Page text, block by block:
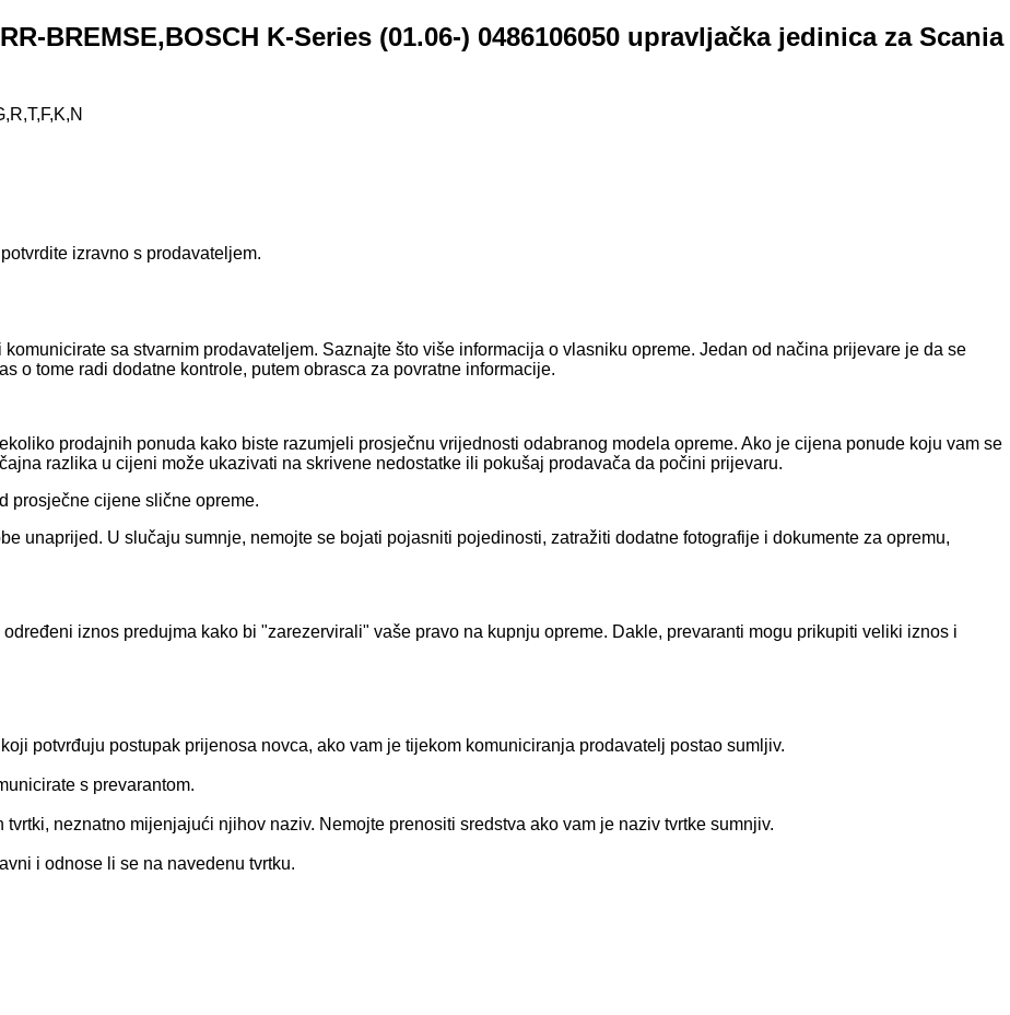
BREMSE,BOSCH K-Series (01.06-) 0486106050 upravljačka jedinica za Scania
izravno s prodavateljem.
sa stvarnim prodavateljem. Saznajte što više informacija o vlasniku opreme. Jedan od načina prijevare je da se
o tome radi dodatne kontrole, putem obrasca za povratne informacije.
prodajnih ponuda kako biste razumjeli prosječnu vrijednosti odabranog modela opreme. Ako je cijena ponude koju vam se
razlika u cijeni može ukazivati ​​na skrivene nedostatke ili pokušaj prodavača da počini prijevaru.
prosječne cijene slične opreme.
unaprijed. U slučaju sumnje, nemojte se bojati pojasniti pojedinosti, zatražiti dodatne fotografije i dokumente za opremu,
iznos predujma kako bi "zarezervirali" vaše pravo na kupnju opreme. Dakle, prevaranti mogu prikupiti veliki iznos i
potvrđuju postupak prijenosa novca, ako vam je tijekom komuniciranja prodavatelj postao sumljiv.
s prevarantom.
neznatno mijenjajući njihov naziv. Nemojte prenositi sredstva ako vam je naziv tvrtke sumnjiv.
i odnose li se na navedenu tvrtku.